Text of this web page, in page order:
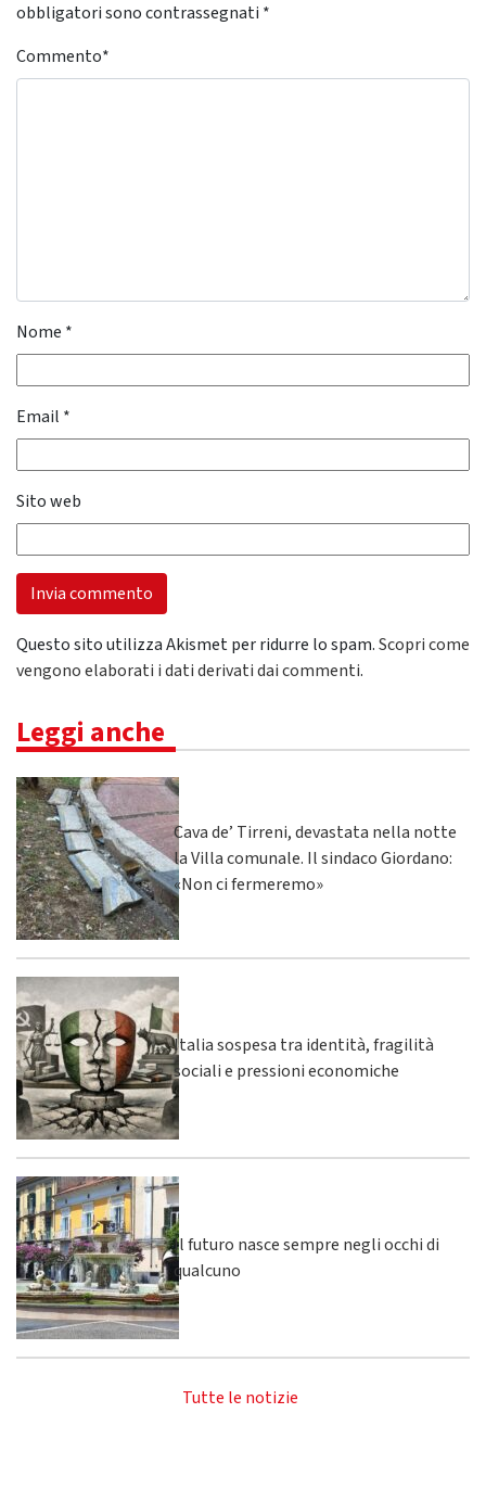
obbligatori sono contrassegnati *
Commento*
Nome *
Email *
Sito web
Questo sito utilizza Akismet per ridurre lo spam.Scopri come
vengono elaborati i dati derivati dai commenti.
Leggi anche
Cava de’ Tirreni, devastata nella notte
la Villa comunale. Il sindaco Giordano:
«Non ci fermeremo»
Italia sospesa tra identità, fragilità
sociali e pressioni economiche
Il futuro nasce sempre negli occhi di
qualcuno
Tutte le notizie